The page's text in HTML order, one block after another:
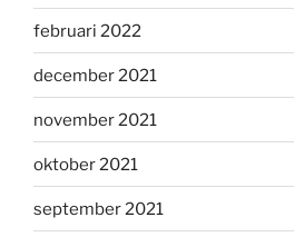
februari 2022
december 2021
november 2021
oktober 2021
september 2021